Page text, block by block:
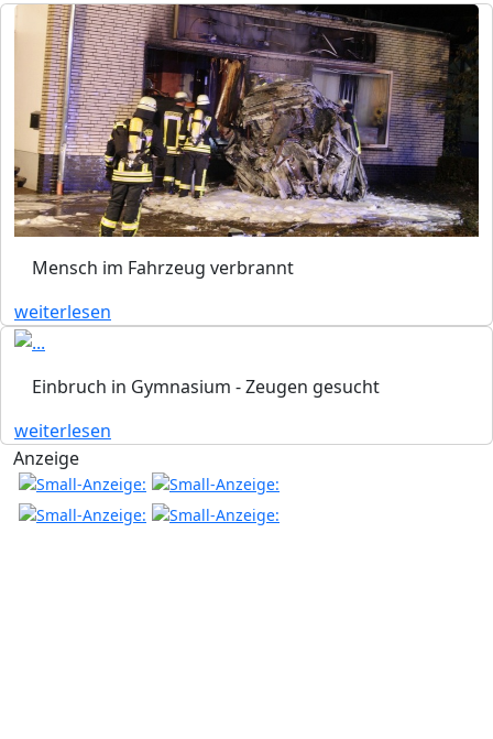
Mensch im Fahrzeug verbrannt
weiterlesen
Einbruch in Gymnasium - Zeugen gesucht
weiterlesen
Anzeige